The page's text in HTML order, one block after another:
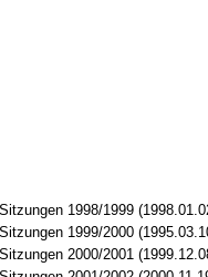
1998/1999
1999/2000
2000/2001